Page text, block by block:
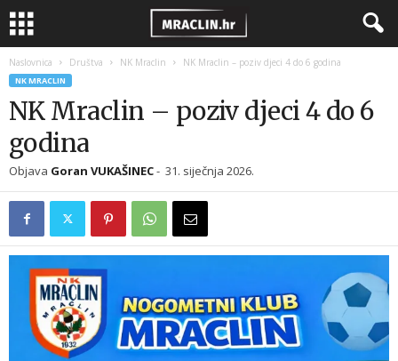
Naslovnica Društva NK Mraclin NK Mraclin – poziv djeci 4 do 6 godina
NK MRACLIN
NK Mraclin – poziv djeci 4 do 6
godina
Objava Goran VUKAŠINEC- 31. siječnja 2026.